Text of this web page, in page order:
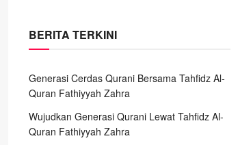
BERITA TERKINI
Generasi Cerdas Qurani Bersama Tahfidz Al-
Quran Fathiyyah Zahra
Wujudkan Generasi Qurani Lewat Tahfidz Al-
Quran Fathiyyah Zahra